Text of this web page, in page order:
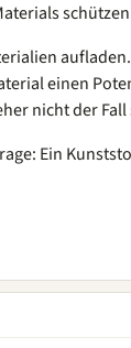
einen
nicht der Fall
Ein